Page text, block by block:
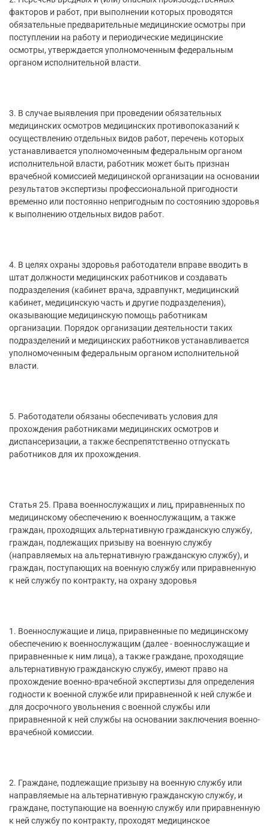
факторов и работ, при выполнении которых проводятся
обязательные предварительные медицинские осмотры при
поступлении на работу и периодические медицинские
осмотры, утверждается уполномоченным федеральным
органом исполнительной власти.
3. В случае выявления при проведении обязательных
медицинских осмотров медицинских противопоказаний к
осуществлению отдельных видов работ, перечень которых
устанавливается уполномоченным федеральным органом
исполнительной власти, работник может быть признан
врачебной комиссией медицинской организации на основании
результатов экспертизы профессиональной пригодности
временно или постоянно непригодным по состоянию здоровья
к выполнению отдельных видов работ.
4. В целях охраны здоровья работодатели вправе вводить в
штат должности медицинских работников и создавать
подразделения (кабинет врача, здравпункт, медицинский
кабинет, медицинскую часть и другие подразделения),
оказывающие медицинскую помощь работникам
организации. Порядок организации деятельности таких
подразделений и медицинских работников устанавливается
уполномоченным федеральным органом исполнительной
власти.
5. Работодатели обязаны обеспечивать условия для
прохождения работниками медицинских осмотров и
диспансеризации, а также беспрепятственно отпускать
работников для их прохождения.
Статья 25. Права военнослужащих и лиц, приравненных по
медицинскому обеспечению к военнослужащим, а также
граждан, проходящих альтернативную гражданскую службу,
граждан, подлежащих призыву на военную службу
(направляемых на альтернативную гражданскую службу), и
граждан, поступающих на военную службу или приравненную
к ней службу по контракту, на охрану здоровья
1. Военнослужащие и лица, приравненные по медицинскому
обеспечению к военнослужащим (далее - военнослужащие и
приравненные к ним лица), а также граждане, проходящие
альтернативную гражданскую службу, имеют право на
прохождение военно-врачебной экспертизы для определения
годности к военной службе или приравненной к ней службе и
для досрочного увольнения с военной службы или
приравненной к ней службы на основании заключения военно-
врачебной комиссии.
2. Граждане, подлежащие призыву на военную службу или
направляемые на альтернативную гражданскую службу, и
граждане, поступающие на военную службу или приравненную
к ней службу по контракту, проходят медицинское